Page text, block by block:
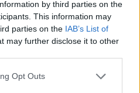
by third parties on the
This information may
parties on the IAB’s List of
may further disclose it to other
Opt Outs
που υπέβαλλαν
Επιτροπής
μπορούσε να κάνει